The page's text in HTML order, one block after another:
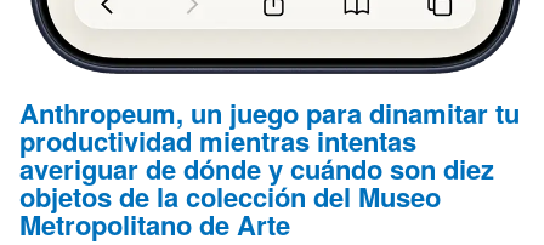
Anthropeum, un juego para dinamitar tu
productividad mientras intentas
averiguar de dónde y cuándo son diez
objetos de la colección del Museo
Metropolitano de Arte